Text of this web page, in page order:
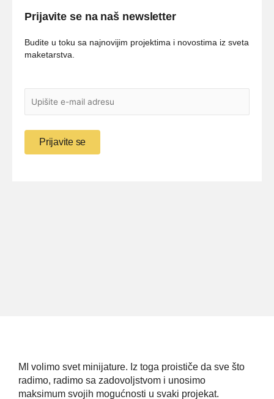
Prijavite se na naš newsletter
Budite u toku sa najnovijim projektima i novostima iz sveta
maketarstva.
MI volimo svet minijature. Iz toga proističe da sve što
radimo, radimo sa zadovoljstvom i unosimo
maksimum svojih mogućnosti u svaki projekat.